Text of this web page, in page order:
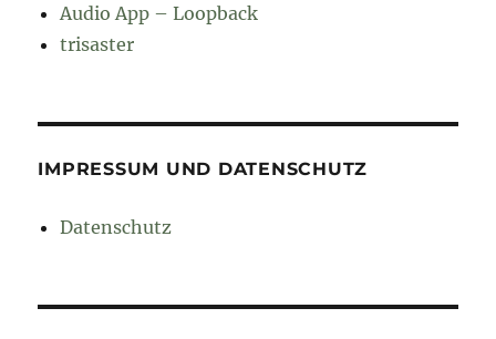
Audio App – Loopback
trisaster
IMPRESSUM UND DATENSCHUTZ
Datenschutz